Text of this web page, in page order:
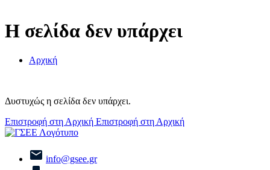
Η σελίδα δεν υπάρχει
Αρχική
Δυστυχώς η σελίδα δεν υπάρχει.
Επιστροφή στη Αρχική Επιστροφή στη Αρχική
info@gsee.gr